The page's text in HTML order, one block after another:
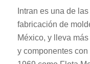
Intran es una de
fabricación de
México, y lleva
y componentes